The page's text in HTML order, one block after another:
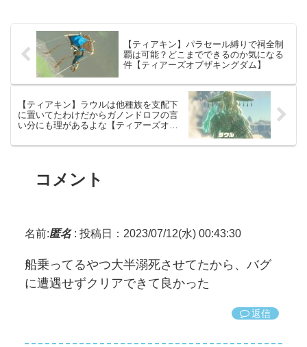
【ティアキン】パラセール縛りで祠全制
覇は可能？どこまでできるのか気になる
件【ティアーズオブザキングダム】
【ティアキン】ラウルは他種族を支配下
に置いてたわけだからガノンドロフの言
い分にも理があるよな【ティアーズオブ
コメント
名前:匿名: 投稿日：2023/07/12(水) 00:43:30
船乗ってるやつ大半溺死させてたから、バグ
に遭遇せずクリアできて良かった
返信